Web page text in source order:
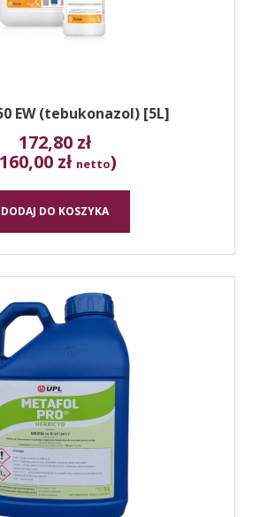
EW (tebukonazol) [5L]
172,80 zł
zł netto)
DODAJ DO KOSZYKA